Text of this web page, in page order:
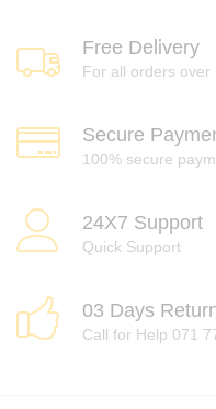
Free Delivery
For all orders over
Secure
100% secure
24X7 Support
Quick Support
03 Days
Call for Help 071